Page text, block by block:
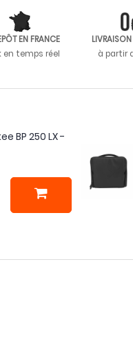
EN FRANCE
en temps réel
LIVRAISON
à partir
BP 250 LX -